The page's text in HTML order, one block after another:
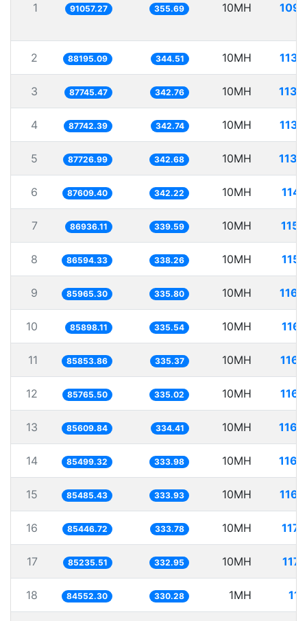
1 91057.27 355.69 10MH
2 88195.09 344.51 10MH
3 87745.47 342.76 10MH
4 87742.39 342.74 10MH
5 87726.99 342.68 10MH
6 87609.40 342.22 10MH
7 86936.11 339.59 10MH
8 86594.33 338.26 10MH
9 85965.30 335.80 10MH
10 85898.11 335.54 10MH
11 85853.86 335.37 10MH
12 85765.50 335.02 10MH
13 85609.84 334.41 10MH
14 85499.32 333.98 10MH
15 85485.43 333.93 10MH
16 85446.72 333.78 10MH
17 85235.51 332.95 10MH
18 84552.30 330.28 1MH